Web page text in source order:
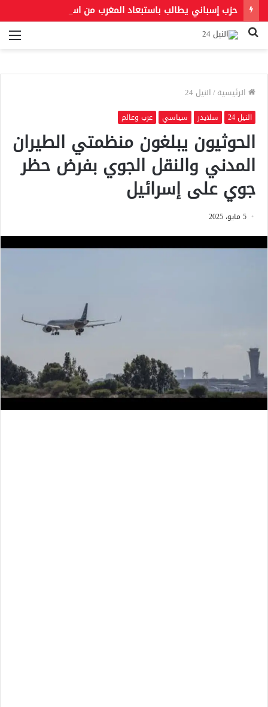
بحث
الرئيسية/النيل 24
النيل 24 سلايدر سياسي عرب وعالم
الحوثيون يبلغون منظمتي الطيران
المدني والنقل الجوي بفرض حظر
جوي على إسرائيل
5 مايو، 2025